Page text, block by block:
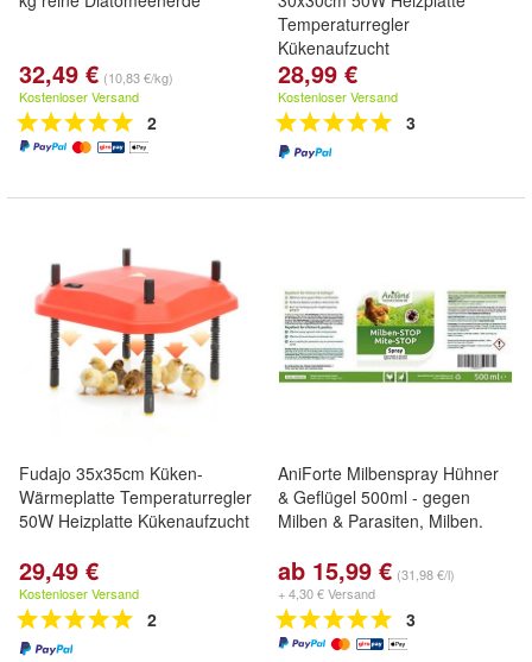
32,49 € (10,83 €/kg)
Kostenloser Versand
2
Temperaturregler
Kükenaufzucht
28,99 €
Kostenloser Versand
3
Fudajo 35x35cm Küken-
Wärmeplatte Temperaturregler
50W Heizplatte Kükenaufzucht
29,49 €
Kostenloser Versand
2
AniForte Milbenspray Hühner
& Geflügel 500ml - gegen
Milben & Parasiten, Milben.
ab 15,99 € (31,98 €/l)
+ 4,30 € Versand
3